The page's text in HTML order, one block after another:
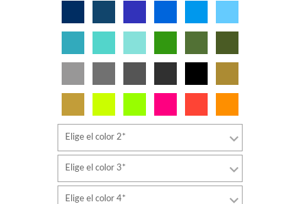
Elige el color 2*
Elige el color 3*
Elige el color 4*